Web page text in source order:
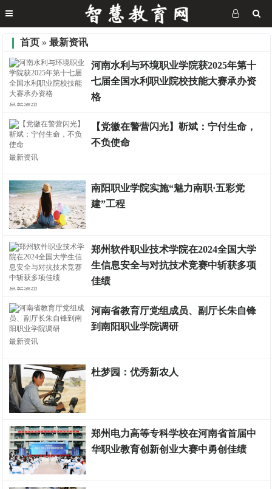
首页 »最新资讯
最新资讯
河南水利与环境职业学院获2025年第十
七届全国水利职业院校技能大赛承办资
格
最新资讯
【党徽在警营闪光】靳斌：宁付生命，
不负使命
南阳职业学院实施“魅力南职·五彩党
建”工程
最新资讯
郑州软件职业技术学院在2024全国大学
生信息安全与对抗技术竞赛中斩获多项
佳绩
最新资讯
河南省教育厅党组成员、副厅长朱自锋
到南阳职业学院调研
杜梦园：优秀新农人
郑州电力高等专科学校在河南省首届中
华职业教育创新创业大赛中勇创佳绩